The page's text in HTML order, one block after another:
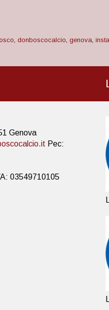
, donboscocalcio, genova,
Genova
Pec:
03549710105